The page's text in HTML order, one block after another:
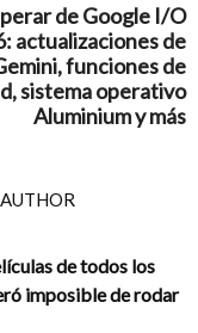
de Google I/O
actualizaciones de
funciones de
sistema operativo
Aluminium y más
de todos los
imposible de rodar